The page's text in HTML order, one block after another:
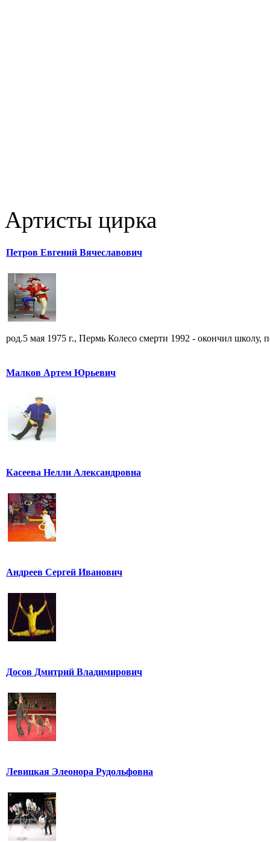
Артисты цирка
Петров Евгений Вячеславович
род.5 мая 1975 г., Пермь Колесо смерти 1992 - окончил школу,
Малков Артем Юрьевич
Касеева Нелли Александровна
Андреев Сергей Иванович
Досов Дмитрий Владимирович
Левицкая Элеонора Рудольфовна